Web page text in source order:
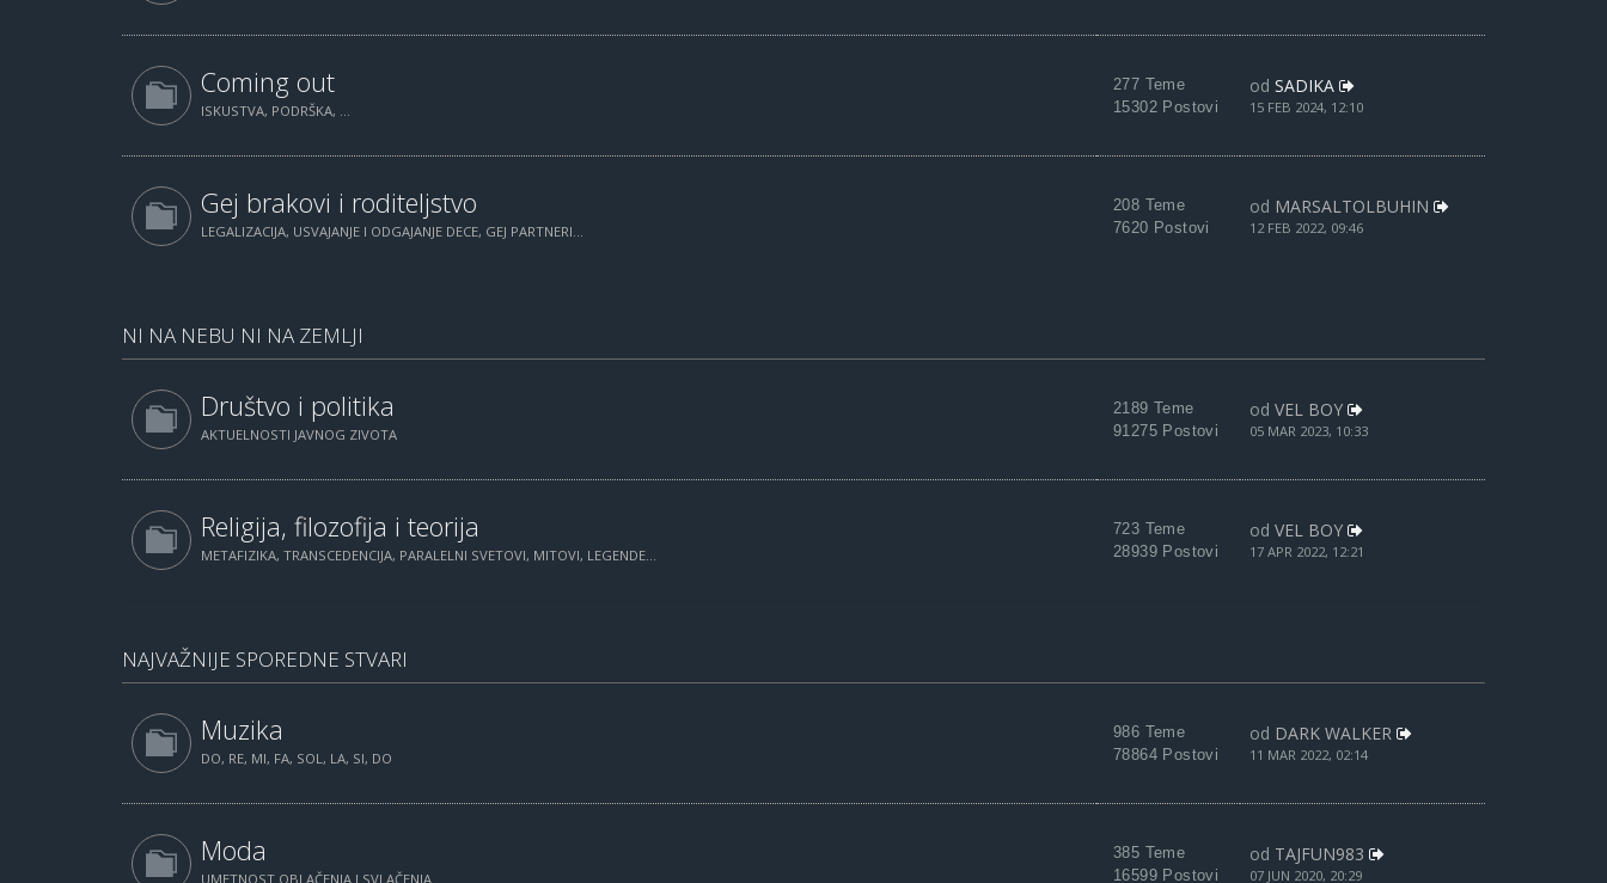
Coming out
ISKUSTVA, PODRŠKA, ...
277 Teme
15302 Postovi
od SADIKA
15 FEB 2024, 12:10
Gej brakovi i roditeljstvo
LEGALIZACIJA, USVAJANJE I ODGAJANJE DECE, GEJ PARTNERI...
208 Teme
7620 Postovi
od MARSALTOLBUHIN
12 FEB 2022, 09:46
NI NA NEBU NI NA ZEMLJI
Društvo i politika
AKTUELNOSTI JAVNOG ZIVOTA
2189 Teme
91275 Postovi
od VEL BOY
05 MAR 2023, 10:33
Religija, filozofija i teorija
METAFIZIKA, TRANSCEDENCIJA, PARALELNI SVETOVI, MITOVI, LEGENDE...
723 Teme
28939 Postovi
od VEL BOY
17 APR 2022, 12:21
NAJVAŽNIJE SPOREDNE STVARI
Muzika
DO, RE, MI, FA, SOL, LA, SI, DO
986 Teme
78864 Postovi
od DARK WALKER
11 MAR 2022, 02:14
Moda
UMETNOST OBLAČENJA I SVLAČENJA
385 Teme
16599 Postovi
od TAJFUN983
07 JUN 2020, 20:29